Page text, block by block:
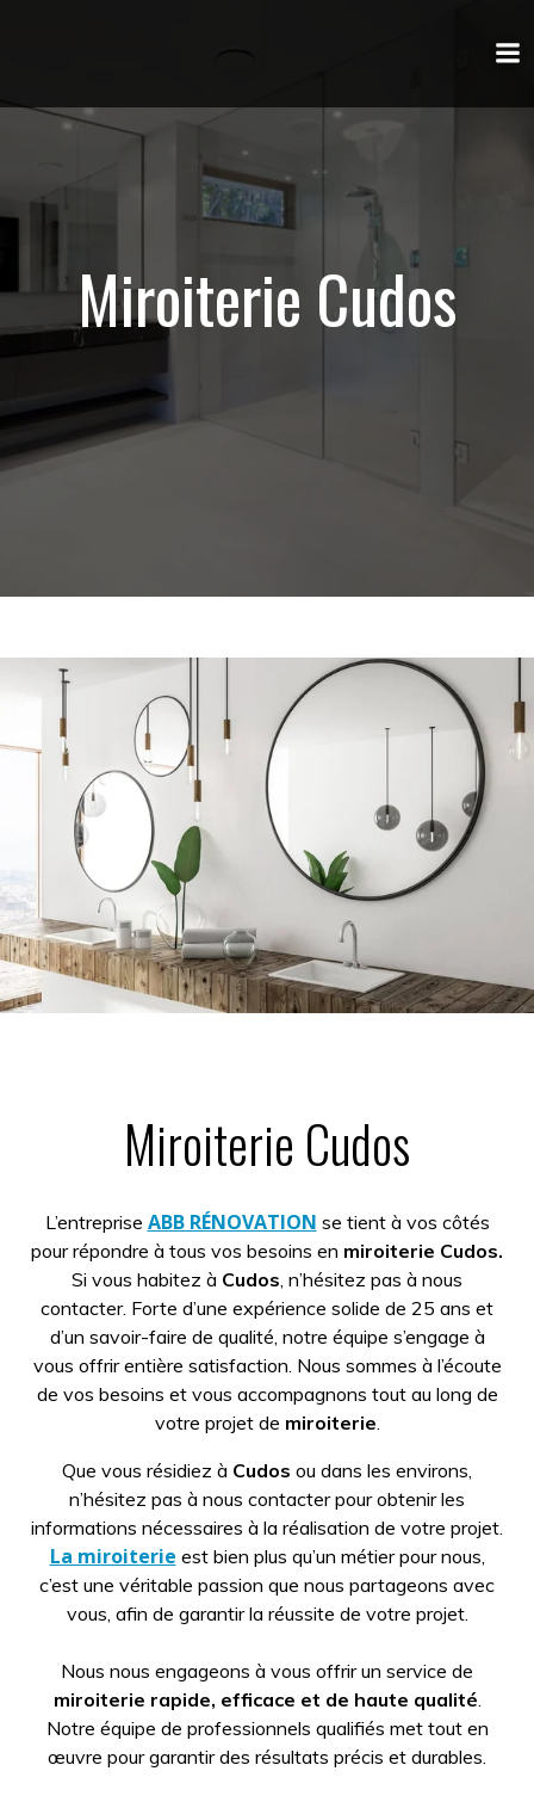
Miroiterie Cudos
Miroiterie Cudos
L’entreprise ABB RÉNOVATION se tient à vos côtés
pour répondre à tous vos besoins en miroiterie Cudos.
Si vous habitez à Cudos, n’hésitez pas à nous
contacter. Forte d’une expérience solide de 25 ans et
d’un savoir-faire de qualité, notre équipe s’engage à
vous offrir entière satisfaction. Nous sommes à l’écoute
de vos besoins et vous accompagnons tout au long de
votre projet de miroiterie.
Que vous résidiez à Cudos ou dans les environs,
n’hésitez pas à nous contacter pour obtenir les
informations nécessaires à la réalisation de votre projet.
La miroiterie est bien plus qu’un métier pour nous,
c’est une véritable passion que nous partageons avec
vous, afin de garantir la réussite de votre projet.
Nous nous engageons à vous offrir un service de
miroiterie rapide, efficace et de haute qualité.
Notre équipe de professionnels qualifiés met tout en
œuvre pour garantir des résultats précis et durables.